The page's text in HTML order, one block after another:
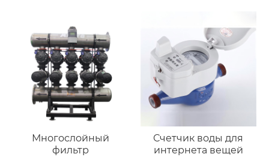
Многослойный
фильтр
Счетчик воды для
интернета вещей